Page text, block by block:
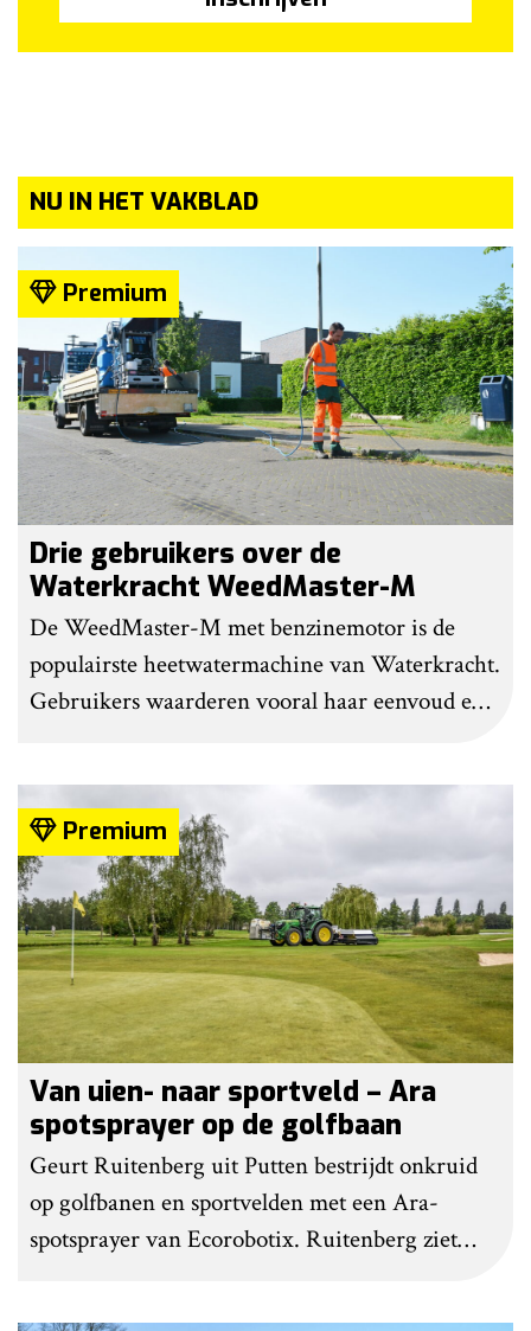
NU IN HET VAKBLAD
Premium
Drie gebruikers over de
Waterkracht WeedMaster-M
De WeedMaster-M met benzinemotor is de
populairste heetwatermachine van Waterkracht.
Gebruikers waarderen vooral haar eenvoud en
bestrijden. Grote kritiekpunten noemen ze niet.
Wel hebben veel gebruikers wat aanpassingen
gedaan om het werk makkelijker en minder
belastend te maken.
Premium
Van uien- naar sportveld – Ara
spotsprayer op de golfbaan
Geurt Ruitenberg uit Putten bestrijdt onkruid
op golfbanen en sportvelden met een Ara-
spotsprayer van Ecorobotix. Ruitenberg ziet